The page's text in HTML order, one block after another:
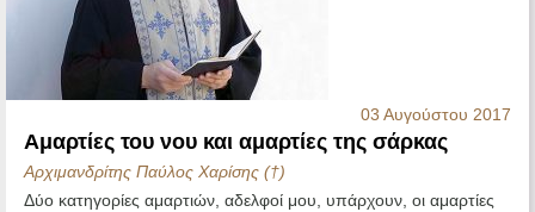
03 Αυγούστου 2017
Αμαρτίες του νου και αμαρτίες της σάρκας
Αρχιμανδρίτης Παύλος Χαρίσης (†)
Δύο κατηγορίες αμαρτιών, αδελφοί μου, υπάρχουν, οι αμαρτίες